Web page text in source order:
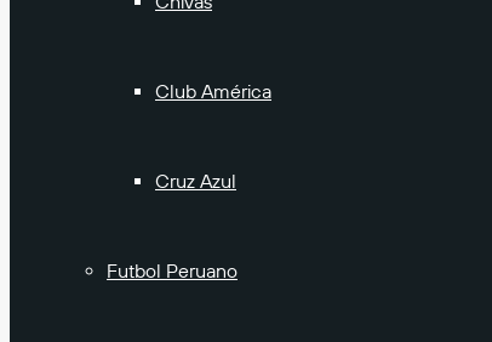
Club América
Cruz Azul
Futbol Peruano